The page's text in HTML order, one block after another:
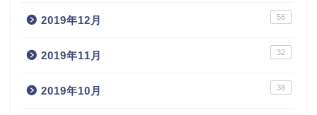
2019年12月 56
2019年11月 32
2019年10月 38